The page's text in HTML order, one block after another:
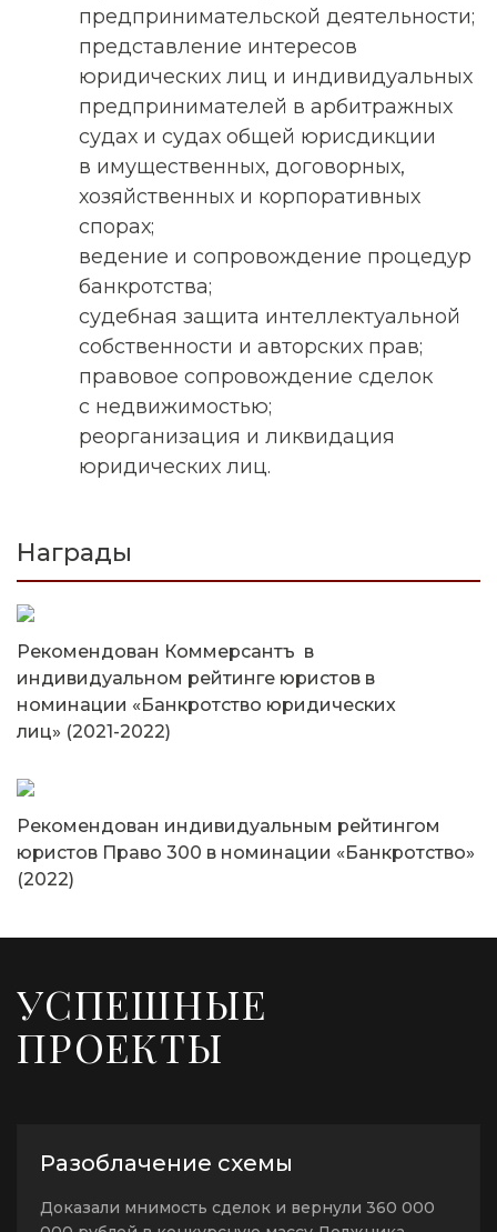
предпринимательской деятельности;
представление интересов
юридических лиц и индивидуальных
предпринимателей в арбитражных
судах и судах общей юрисдикции
в имущественных, договорных,
хозяйственных и корпоративных
спорах;
ведение и сопровождение процедур
банкротства;
судебная защита интеллектуальной
собственности и авторских прав;
правовое сопровождение сделок
с недвижимостью;
реорганизация и ликвидация
юридических лиц.
Награды
Рекомендован Коммерсантъ в
индивидуальном рейтинге юристов в
номинации «Банкротство юридических
лиц» (2021-2022)
Рекомендован индивидуальным рейтингом
юристов Право 300 в номинации «Банкротство»
(2022)
УСПЕШНЫЕ
ПРОЕКТЫ
Разоблачение схемы
Доказали мнимость сделок и вернули 360 000
12 000 000рублей
организациями — Арендодателем и
Арендатором, был заключен договор аренды
100 000 000рублей
5 000 000 000